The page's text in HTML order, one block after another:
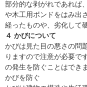
部分的な剥がれであれば
や木工用ボンドをはみ出
経ったものや、劣化して
４ かびについて
かびは見た目の悪さの問
りますので注意が必要で
の発生を防ぐことはでき
かびを防ぐ